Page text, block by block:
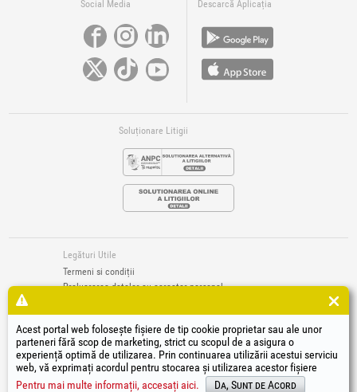
Social Media Descarcă Aplicația
Soluționare Litigii
Legături Utile
Termeni si condiții
Prelucrarea datelor cu caracter personal
Datele de identificare ale societății
Autoritatea națională pentru protecția consumatorilor
Soluționarea online a litigiilor
HGT ®, EvoTools® , EvoSanitary®, EvoTools +Plus®, EvoSanitary +Plus®, EvoSelect®, EPTO®, EPTO Plus
PowerForProfessionals
și siglele acestora sunt mărci înregistrate Honest General Trading SRL.
Copyright 1994-2026Honest General Trading SRL. Toate drepturile rezervate. CUI: 6615609,
Acest portal web folosește fișiere de tip cookie proprietar sau ale unor
parteneri fără scop de marketing, strict cu scopul de a asigura o
experiență optimă de utilizarea. Prin continuarea utilizării acestui serviciu
web, vă exprimați acordul pentru stocarea și utilizarea acestor fișiere
Pentru mai multe informații, accesați aici.
Da, Sunt de Acord